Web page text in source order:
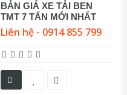
BẢN GIÁ XE TẢI BEN
TMT 7 TẤN MỚI NHẤT
Liên hệ - 0914 855 799